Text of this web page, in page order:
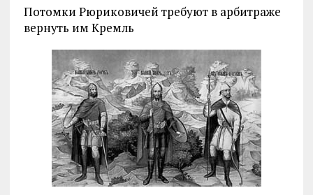
Потомки Рюриковичей требуют в арбитраже
вернуть им Кремль